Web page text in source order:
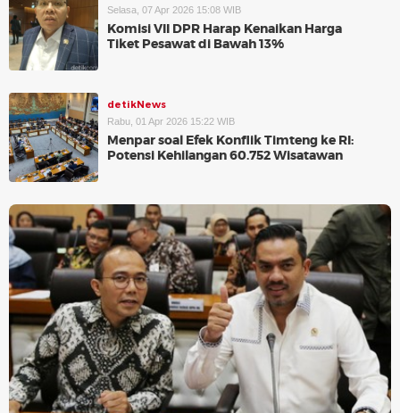
Selasa, 07 Apr 2026 15:08 WIB
Komisi VII DPR Harap Kenaikan Harga
Tiket Pesawat di Bawah 13%
detikNews
Rabu, 01 Apr 2026 15:22 WIB
Menpar soal Efek Konflik Timteng ke RI:
Potensi Kehilangan 60.752 Wisatawan